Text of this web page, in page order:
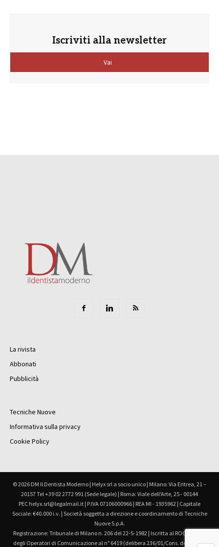
Iscriviti alla newsletter
Vai
La rivista
Abbonati
Pubblicità
Tecniche Nuove
Informativa sulla privacy
Cookie Policy
© 2026 DM Il Dentista Moderno | Helyx srl a socio unico | Milano: Via Eritrea, 21 –
20157 Tel +39 02 2772 991 (Sede legale) | Roma: Viale dell'Arte, 25 - 00144
PEC helyx.srl@legalmail.it | P.IVA 07106000966 | REA MI - 1935962 | Capitale
Sociale: €40.000 i.v. | Società soggetta a direzione e coordinamento di Tecniche
Nuove S.p.A.
Registrazione: Tribunale di Milano n. 206 del 22-5-1982 | Iscritta al ROC Registro
degli Operatori di Comunicazione al n° 6419 (delibera 236/01/Cons. del 30.6.01